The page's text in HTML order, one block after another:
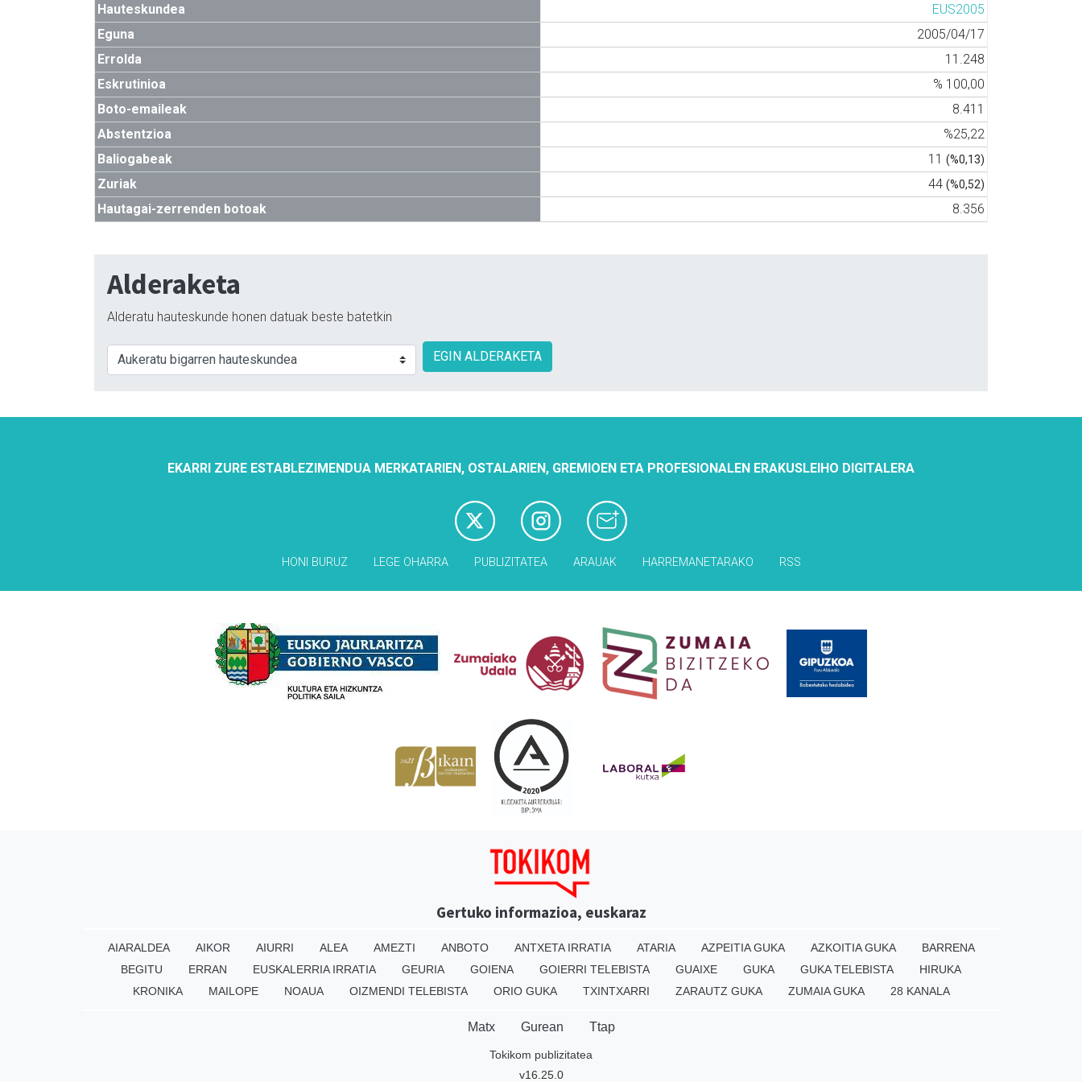
Hauteskundea
EUS2005
Eguna
2005/04/17
Errolda
11.248
Eskrutinioa
% 100,00
Boto-emaileak
8.411
Abstentzioa
%25,22
Baliogabeak
11 (%0,13)
Zuriak 44 (%0,52)
Hautagai-zerrenden botoak 8.356
Alderaketa
Alderatu hauteskunde honen datuak beste batetkin
EGIN ALDERAKETA
EKARRI ZURE ESTABLEZIMENDUA MERKATARIEN, OSTALARIEN, GREMIOEN ETA PROFESIONALEN ERAKUSLEIHO DIGITALERA
HONI BURUZ LEGE OHARRA PUBLIZITATEA ARAUAK HARREMANETARAKO RSS
Gertuko informazioa, euskaraz
AIARALDEA AIKOR AIURRI ALEA AMEZTI ANBOTO ANTXETA IRRATIA ATARIA AZPEITIA GUKA AZKOITIA GUKA
BARRENA
BEGITU
ERRAN EUSKALERRIA IRRATIA GEURIA GOIENA GOIERRI TELEBISTA GUAIXE GUKA GUKA TELEBISTA
HIRUKA
KRONIKA
MAILOPE NOAUA OIZMENDI TELEBISTA ORIO GUKA TXINTXARRI ZARAUTZ GUKA ZUMAIA GUKA 28 KANALA
Matx Gurean Ttap
Tokikom publizitatea
v16.25.0